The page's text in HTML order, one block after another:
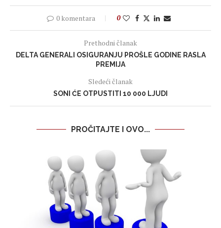
0 komentara 0
Prethodni članak
DELTA GENERALI OSIGURANJU PROŠLE GODINE RASLA
PREMIJA
Sledeći članak
SONI ĆE OTPUSTITI 10 000 LJUDI
PROČITAJTE I OVO...